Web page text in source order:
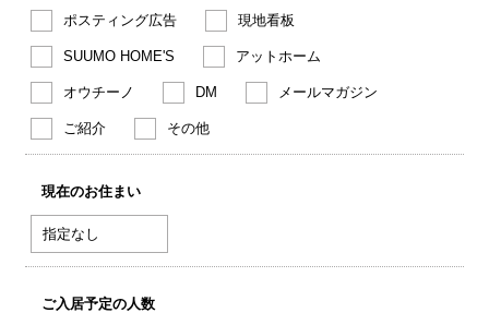
ポスティング広告 現地看板
SUUMO HOME'S アットホーム
オウチーノ DM メールマガジン
ご紹介 その他
現在のお住まい
ご入居予定の人数